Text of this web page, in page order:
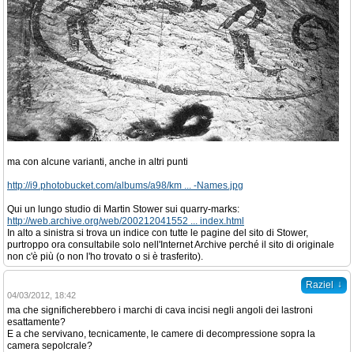
ma con alcune varianti, anche in altri punti
http://i9.photobucket.com/albums/a98/km ... -Names.jpg
Qui un lungo studio di Martin Stower sui quarry-marks:
http://web.archive.org/web/200212041552 ... index.html
In alto a sinistra si trova un indice con tutte le pagine del sito di Stower,
purtroppo ora consultabile solo nell'Internet Archive perché il sito di originale
non c'è più (o non l'ho trovato o si è trasferito).
Raziel ↓
04/03/2012, 18:42
ma che significherebbero i marchi di cava incisi negli angoli dei lastroni
esattamente?
E a che servivano, tecnicamente, le camere di decompressione sopra la
camera sepolcrale?